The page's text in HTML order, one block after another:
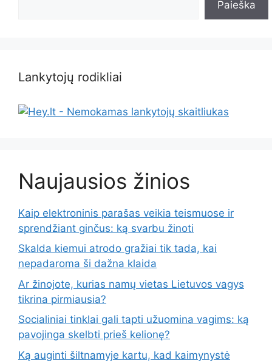
Paieška
Lankytojų rodikliai
Naujausios žinios
Kaip elektroninis parašas veikia teismuose ir
sprendžiant ginčus: ką svarbu žinoti
Skalda kiemui atrodo gražiai tik tada, kai
nepadaroma ši dažna klaida
Ar žinojote, kurias namų vietas Lietuvos vagys
tikrina pirmiausia?
Socialiniai tinklai gali tapti užuomina vagims: ką
pavojinga skelbti prieš kelionę?
Ką auginti šiltnamyje kartu, kad kaimynystė